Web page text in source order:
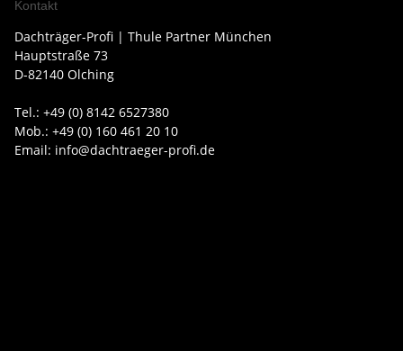
Kontakt
Dachträger-Profi | Thule Partner München
Hauptstraße 73
D-82140 Olching
Tel.: +49 (0) 8142 6527380
Mob.: +49 (0) 160 461 20 10
Email: info@dachtraeger-profi.de